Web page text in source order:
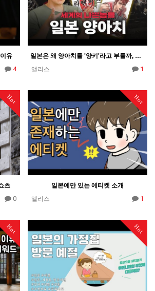
유
4
일본은 왜 양아치를 '양키'라고 부를까, 양키, 폭주족, 한구레 등 일본 불량배의 역사
앨리스
1
Hot
츠
0
Hot
일본에만 있는 에티켓 소개
앨리스
1
Hot Hot